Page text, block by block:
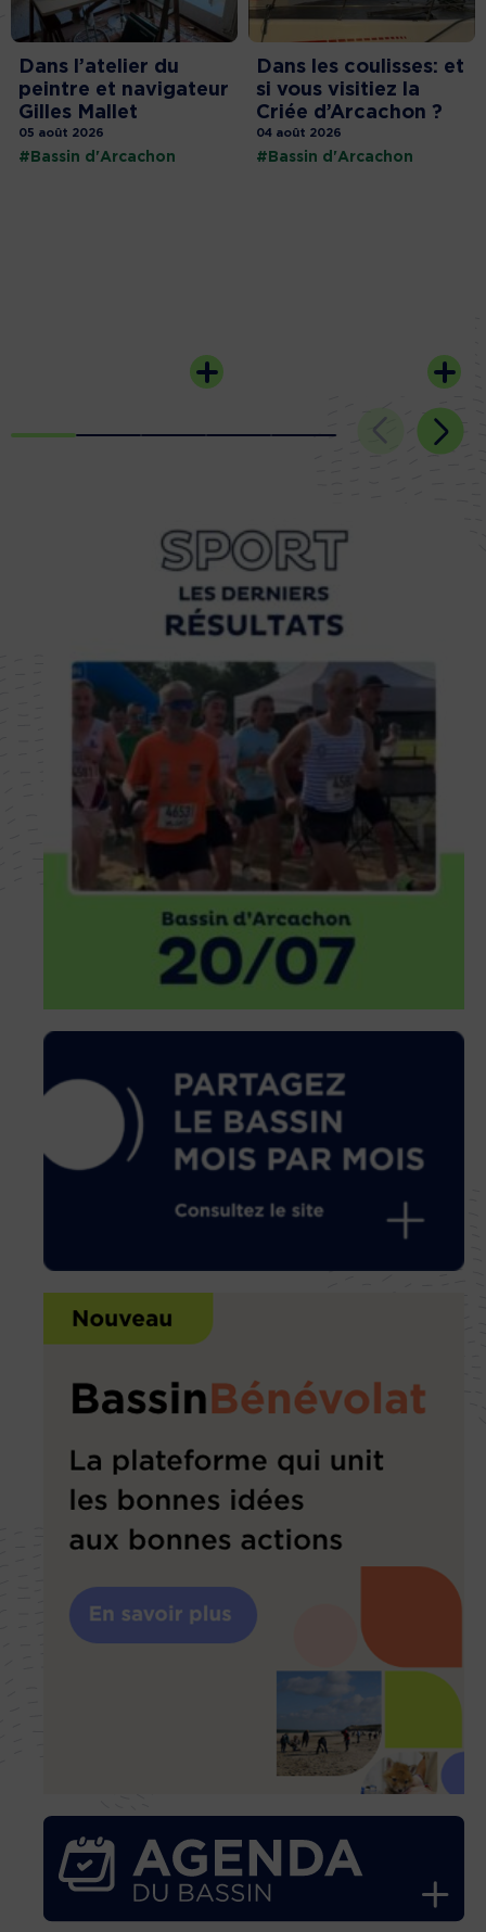
Dans l’atelier du
peintre et navigateur
Gilles Mallet
05 août 2026
#Bassin d'Arcachon
Dans les coulisses: et
si vous visitiez la
Criée d’Arcachon ?
04 août 2026
#Bassin d'Arcachon